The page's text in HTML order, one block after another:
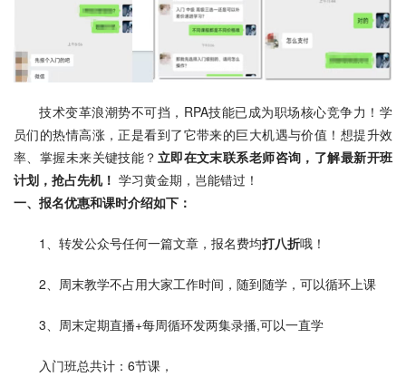
技术变革浪潮势不可挡，RPA技能已成为职场核心竞争力！学
员们的热情高涨，正是看到了它带来的巨大机遇与价值！想提升效
率、掌握未来关键技能？ 立即在文末联系老师咨询，了解最新开班
计划，抢占先机！ 学习黄金期，岂能错过！
一、报名优惠和课时介绍如下：
1、转发公众号任何一篇文章，报名费均打八折哦！
2、周末教学不占用大家工作时间，随到随学，可以循环上课
3、周末定期直播+每周循环发两集录播,可以一直学
入门班总共计：6节课，